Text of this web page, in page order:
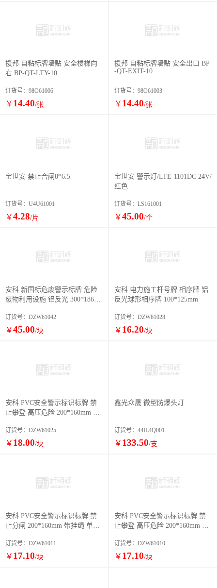
援邦 自粘标牌墙贴 安全楼梯向
右 BP-QT-LTY-10
订货号：98O61006
￥ 14.40/张
援邦 自粘标牌墙贴 安全出口 BP
-QT-EXIT-10
订货号：98O61003
￥ 14.40/张
宝世安 禁止合闸8*6.5
订货号：U4U61001
￥4.28/片
宝世安 警示灯/LTE-1101DC 24V/
红色
订货号：LS161001
￥45.00/个
安科 新国标危废警示标牌 危险
废物利用设施 铝反光 300*186m
订货号：DZW61042
￥45.00/块
安科 电力施工杆号牌 相序牌 铝
反光球形相序牌 100*125mm
订货号：DZW61028
￥ 16.20/块
安科 PVC安全警示标识标牌 禁
止攀登 高压危险 200*160mm 挂
订货号：DZW61025
￥ 18.00/块
鑫光众晟 微型防爆头灯
订货号：44IL4Q001
￥ 133.50/支
安科 PVC安全警示标识标牌 禁
止分闸 200*160mm 带挂绳 单位
订货号：DZW61011
￥ 17.10/块
安科 PVC安全警示标识标牌 禁
止攀登 高压危险 200*160mm 带
订货号：DZW61010
￥ 17.10/块